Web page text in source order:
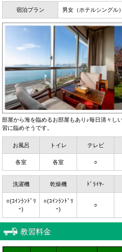
宿泊プラン 男女（ホテルシングル）
部屋から海を臨めるお部屋もあり♪毎日清々し
習に臨めそうです。
お風呂 トイレ テレビ
各室 各室 ○
洗濯機 乾燥機 ﾄﾞﾗｲﾔ-
○(ｺｲﾝﾗﾝﾄﾞﾘ
ｰ)
○(ｺｲﾝﾗﾝﾄﾞﾘ
ｰ)
○
教習料金